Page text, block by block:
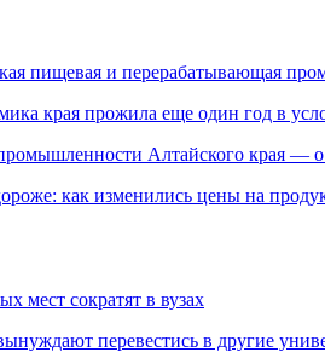
пищевая и перерабатывающая
края прожила еще один год в
Алтайского края —
как изменились цены на
мест сократят в вузах
перевестись в другие